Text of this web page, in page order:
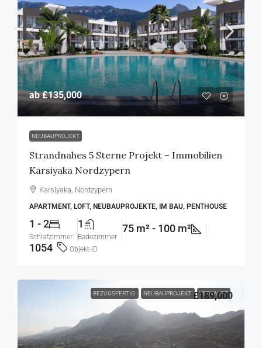
ab£135,000
NEUBAUPROJEKT
Strandnahes 5 Sterne Projekt – Immobilien
Karsiyaka Nordzypern
Karsiyaka, Nordzypern
APARTMENT, LOFT, NEUBAUPROJEKTE, IM BAU, PENTHOUSE
1 - 2
Schlafzimmer
1
Badezimmer
75 m² - 100 m²
1054
Objekt-ID
BEZUGSFERTIG NEUBAUPROJEKT VERKAUFT
£189,000